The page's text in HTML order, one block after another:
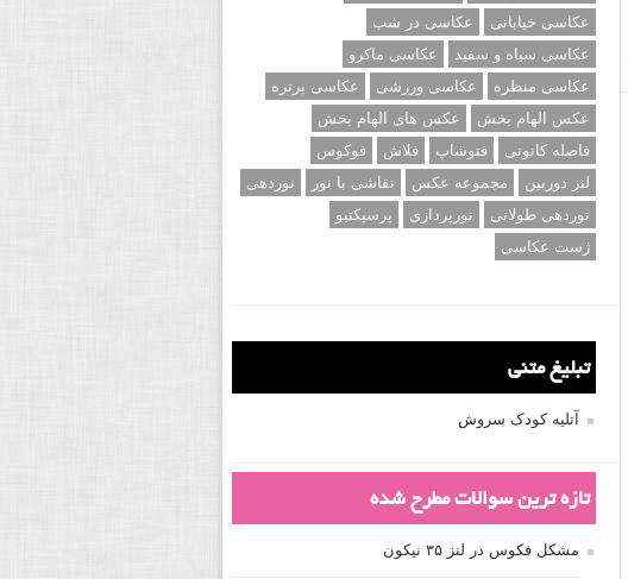
عکاسی خیابانی
عکاسی در شب
عکاسی سیاه و سفید
عکاسی ماکرو
عکاسی منظره
عکاسی ورزشی
عکاسی پرتره
عکس الهام بخش
عکس های الهام بخش
فاصله کانونی
فتوشاپ فلاش
فوکوس
لنز دوربین
مجموعه عکس نقاشی با نور
نوردهی
نوردهی طولانی
نورپردازی
پرسپکتیو
ژست عکاسی
تبلیغ متنی
آتلیه کودک سروش
تازه ترین سوالات مطرح شده
مشکل فکوس در لنز ۳۵ نیکون